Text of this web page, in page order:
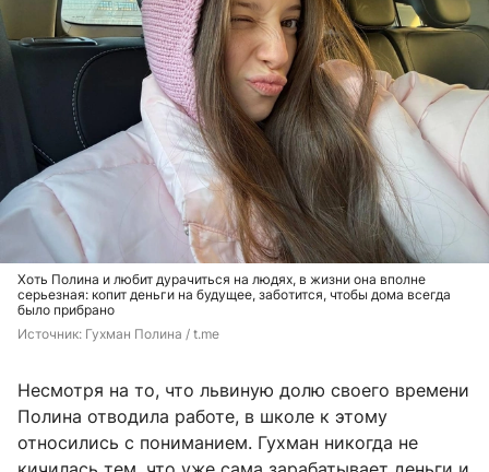
Хоть Полина и любит дурачиться на людях, в жизни она вполне
серьезная: копит деньги на будущее, заботится, чтобы дома всегда
было прибрано
Источник: Гухман Полина / t.me
Несмотря на то, что львиную долю своего времени
Полина отводила работе, в школе к этому
относились с пониманием. Гухман никогда не